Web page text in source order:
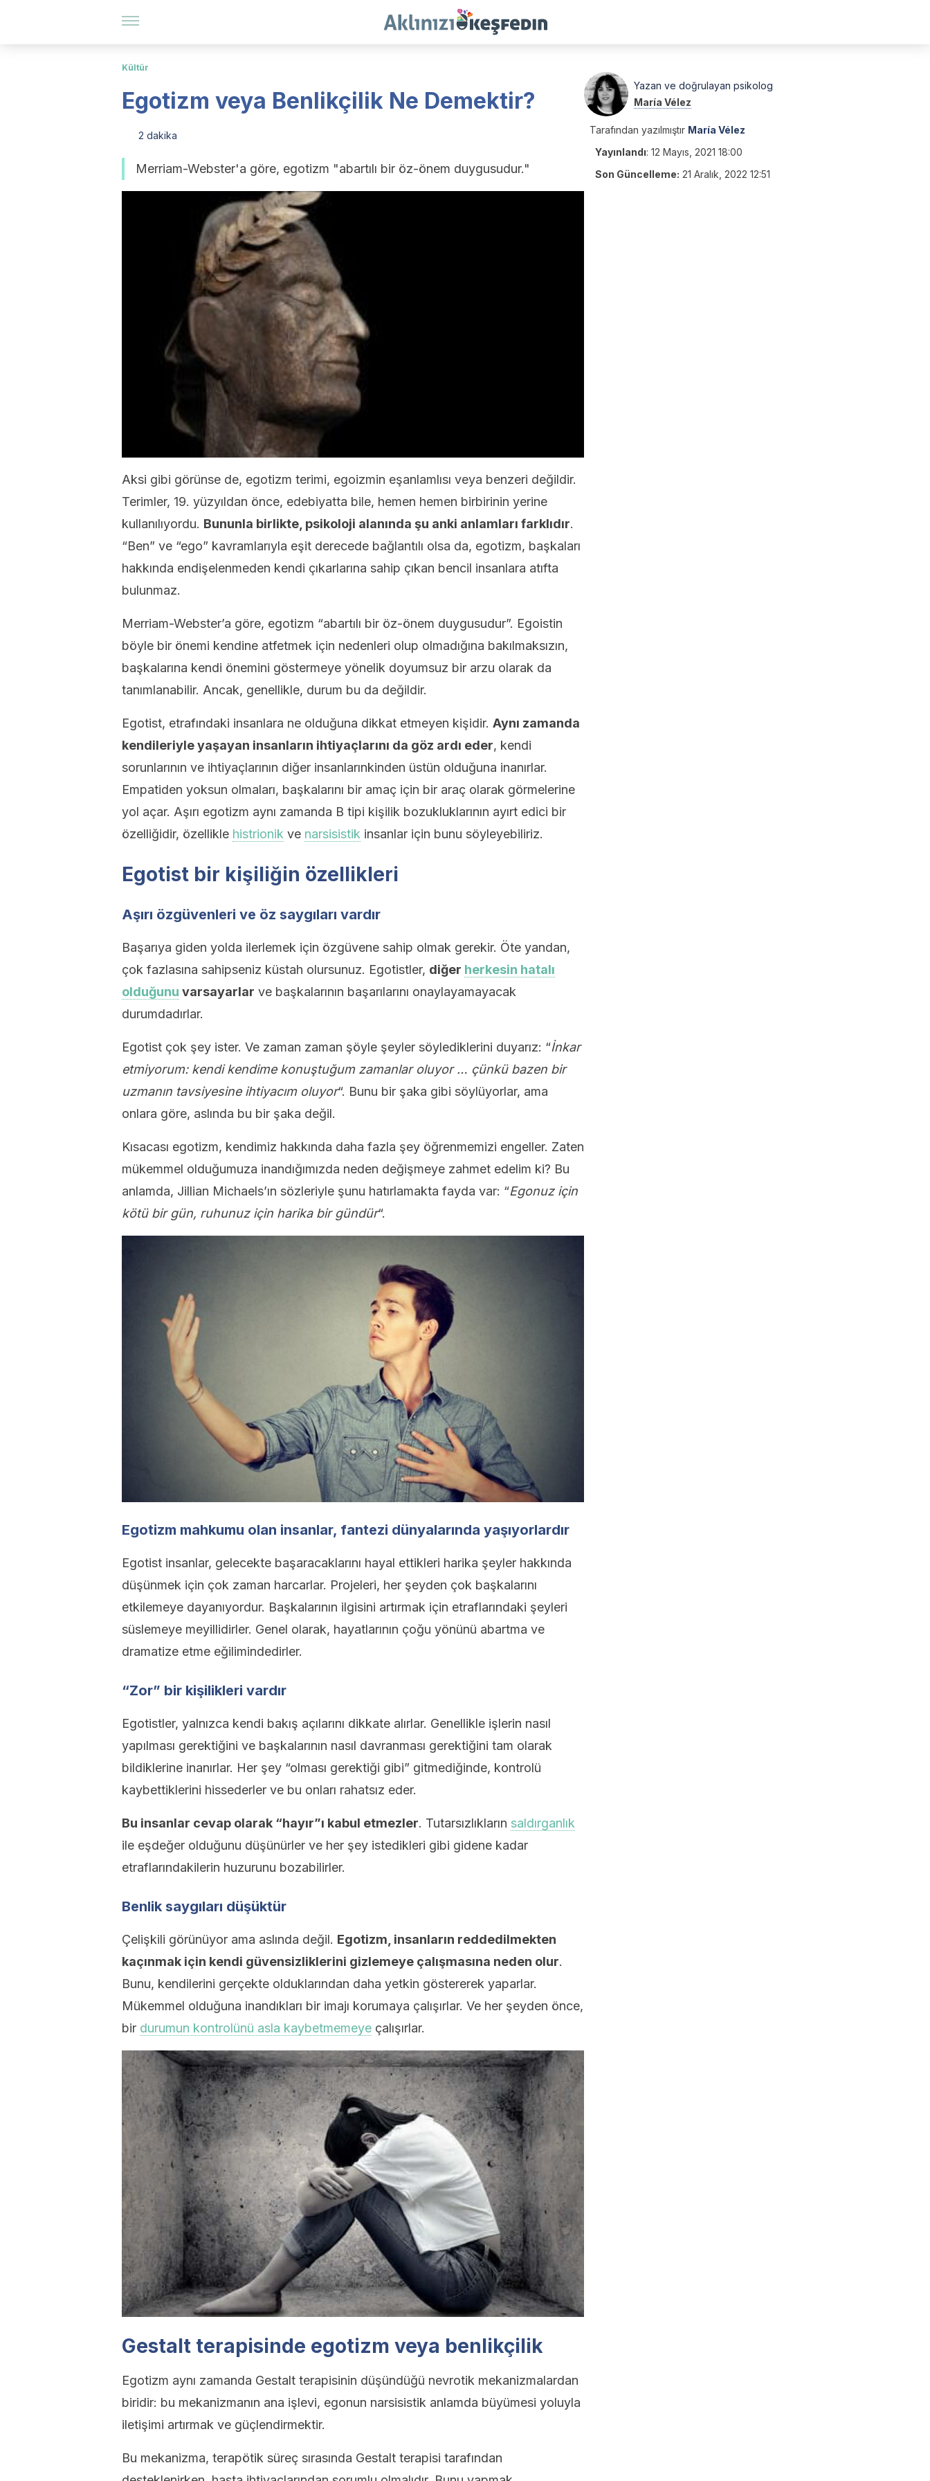
Kültür
Egotizm veya Benlikçilik Ne Demektir?
2 dakika
Merriam-Webster'a göre, egotizm "abartılı bir öz-önem duygusudur."
Aksi gibi görünse de, egotizm terimi, egoizmin eşanlamlısı veya benzeri değildir.
Terimler, 19. yüzyıldan önce, edebiyatta bile, hemen hemen birbirinin yerine
kullanılıyordu. Bununla birlikte, psikoloji alanında şu anki anlamları farklıdır.
“Ben” ve “ego” kavramlarıyla eşit derecede bağlantılı olsa da, egotizm, başkaları
hakkında endişelenmeden kendi çıkarlarına sahip çıkan bencil insanlara atıfta
bulunmaz.
Merriam-Webster’a göre, egotizm “abartılı bir öz-önem duygusudur”. Egoistin
böyle bir önemi kendine atfetmek için nedenleri olup olmadığına bakılmaksızın,
başkalarına kendi önemini göstermeye yönelik doyumsuz bir arzu olarak da
tanımlanabilir. Ancak, genellikle, durum bu da değildir.
Egotist, etrafındaki insanlara ne olduğuna dikkat etmeyen kişidir. Aynı zamanda
kendileriyle yaşayan insanların ihtiyaçlarını da göz ardı eder, kendi
sorunlarının ve ihtiyaçlarının diğer insanlarınkinden üstün olduğuna inanırlar.
Empatiden yoksun olmaları, başkalarını bir amaç için bir araç olarak görmelerine
yol açar. Aşırı egotizm aynı zamanda B tipi kişilik bozukluklarının ayırt edici bir
özelliğidir, özellikle histrionik ve narsisistik insanlar için bunu söyleyebiliriz.
Egotist bir kişiliğin özellikleri
Aşırı özgüvenleri ve öz saygıları vardır
Başarıya giden yolda ilerlemek için özgüvene sahip olmak gerekir. Öte yandan,
çok fazlasına sahipseniz küstah olursunuz. Egotistler, diğer herkesin hatalı
olduğunu varsayarlar ve başkalarının başarılarını onaylayamayacak
durumdadırlar.
Egotist çok şey ister. Ve zaman zaman şöyle şeyler söylediklerini duyarız: “İnkar
etmiyorum: kendi kendime konuştuğum zamanlar oluyor … çünkü bazen bir
uzmanın tavsiyesine ihtiyacım oluyor“. Bunu bir şaka gibi söylüyorlar, ama
onlara göre, aslında bu bir şaka değil.
Kısacası egotizm, kendimiz hakkında daha fazla şey öğrenmemizi engeller. Zaten
mükemmel olduğumuza inandığımızda neden değişmeye zahmet edelim ki? Bu
anlamda, Jillian Michaels’ın sözleriyle şunu hatırlamakta fayda var: “Egonuz için
kötü bir gün, ruhunuz için harika bir gündür“.
Egotizm mahkumu olan insanlar, fantezi dünyalarında yaşıyorlardır
Egotist insanlar, gelecekte başaracaklarını hayal ettikleri harika şeyler hakkında
düşünmek için çok zaman harcarlar. Projeleri, her şeyden çok başkalarını
etkilemeye dayanıyordur. Başkalarının ilgisini artırmak için etraflarındaki şeyleri
süslemeye meyillidirler. Genel olarak, hayatlarının çoğu yönünü abartma ve
dramatize etme eğilimindedirler.
“Zor” bir kişilikleri vardır
Egotistler, yalnızca kendi bakış açılarını dikkate alırlar. Genellikle işlerin nasıl
yapılması gerektiğini ve başkalarının nasıl davranması gerektiğini tam olarak
bildiklerine inanırlar. Her şey “olması gerektiği gibi” gitmediğinde, kontrolü
kaybettiklerini hissederler ve bu onları rahatsız eder.
Bu insanlar cevap olarak “hayır”ı kabul etmezler. Tutarsızlıkların saldırganlık
ile eşdeğer olduğunu düşünürler ve her şey istedikleri gibi gidene kadar
etraflarındakilerin huzurunu bozabilirler.
Benlik saygıları düşüktür
Çelişkili görünüyor ama aslında değil. Egotizm, insanların reddedilmekten
kaçınmak için kendi güvensizliklerini gizlemeye çalışmasına neden olur.
Bunu, kendilerini gerçekte olduklarından daha yetkin göstererek yaparlar.
Mükemmel olduğuna inandıkları bir imajı korumaya çalışırlar. Ve her şeyden önce,
bir durumun kontrolünü asla kaybetmemeye çalışırlar.
Gestalt terapisinde egotizm veya benlikçilik
Egotizm aynı zamanda Gestalt terapisinin düşündüğü nevrotik mekanizmalardan
biridir: bu mekanizmanın ana işlevi, egonun narsisistik anlamda büyümesi yoluyla
iletişimi artırmak ve güçlendirmektir.
Bu mekanizma, terapötik süreç sırasında Gestalt terapisi tarafından
Yazan ve doğrulayan psikolog
María Vélez
Tarafından yazılmıştır María Vélez
Yayınlandı: 12 Mayıs, 2021 18:00
Son Güncelleme: 21 Aralık, 2022 12:51